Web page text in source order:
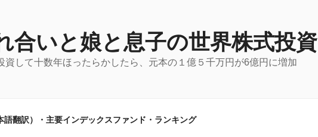
合いと娘と息子の世界株式投資
資して十数年ほったらかしたら、元本の１億５千万円が6億円に増加
語翻訳）・主要インデックスファンド・ランキング